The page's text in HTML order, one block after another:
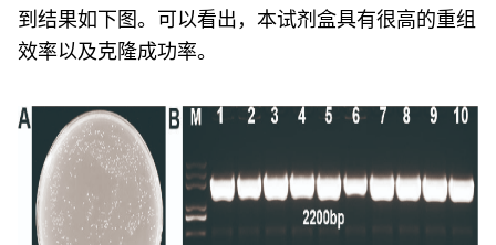
到结果如下图。可以看出，本试剂盒具有很高的重组
效率以及克隆成功率。